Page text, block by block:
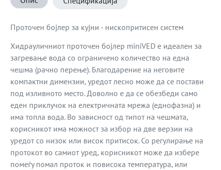
Проточен бојлер за кујни - нископритисен систем
Хидрауличниот проточен бојлер miniVED е идеален за
загревање вода со ограничено количество на една
чешма (рачно перење). Благодарение на неговите
компактни димензии, уредот лесно може да се постави
под изливното место. Доволно е да се обезбеди само
еден приклучок на електричната мрежа (еднофазна) и
има топла вода. Во зависност од типот на чешмата,
корисникот има можност за избор на две верзии на
уредот со низок или висок притисок. Со регулирање на
протокот во самиот уред, корисникот може да избере
помеѓу помал проток и повисока температура, или